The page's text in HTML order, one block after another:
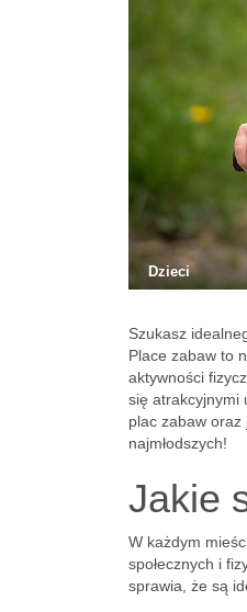
Dzieci
Szukasz
Place zabaw to
aktywności
się atrakcyjnymi
plac zabaw
najmłodszych!
Jakie
W każdym
społecznych i
sprawia, że są